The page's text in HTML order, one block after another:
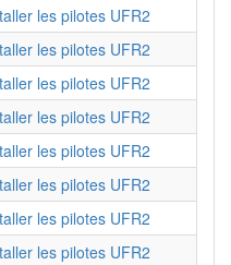
les pilotes UFR2
les pilotes UFR2
les pilotes UFR2
les pilotes UFR2
les pilotes UFR2
les pilotes UFR2
les pilotes UFR2
les pilotes UFR2